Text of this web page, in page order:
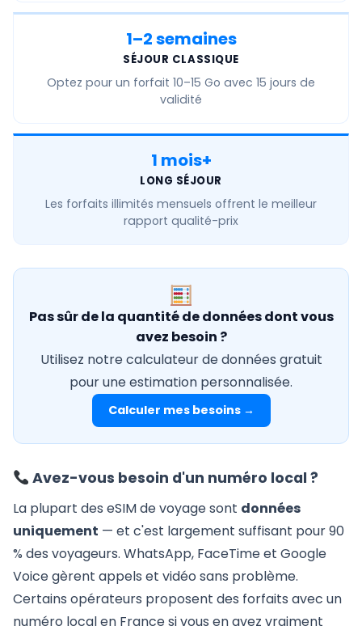
1–2 semaines
SÉJOUR CLASSIQUE
Optez pour un forfait 10–15 Go avec 15 jours de
validité
1 mois+
LONG SÉJOUR
Les forfaits illimités mensuels offrent le meilleur
rapport qualité-prix
Pas sûr de la quantité de données dont vous
avez besoin ?
Utilisez notre calculateur de données gratuit
pour une estimation personnalisée.
Calculer mes besoins →
Avez-vous besoin d'un numéro local ?
La plupart des eSIM de voyage sont données
uniquement — et c'est largement suffisant pour 90
% des voyageurs. WhatsApp, FaceTime et Google
Voice gèrent appels et vidéo sans problème.
Certains opérateurs proposent des forfaits avec un
numéro local en France si vous en avez vraiment